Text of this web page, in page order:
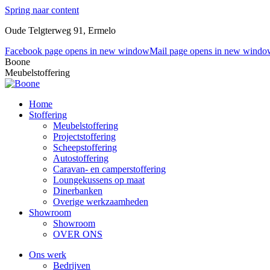
Spring naar content
Oude Telgterweg 91, Ermelo
Facebook page opens in new windowMail page opens in new
Boone
Meubelstoffering
Home
Stoffering
Meubelstoffering
Projectstoffering
Scheepstoffering
Autostoffering
Caravan- en camperstoffering
Loungekussens op maat
Dinerbanken
Overige werkzaamheden
Showroom
Showroom
OVER ONS
Ons werk
Bedrijven